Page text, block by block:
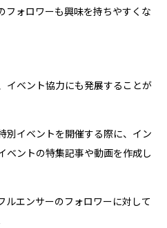
フォロワーも興味を持ちやすくな
イベント協力にも発展することが
別イベントを開催する際に、イン
ベントの特集記事や動画を作成し
ルエンサーのフォロワーに対して